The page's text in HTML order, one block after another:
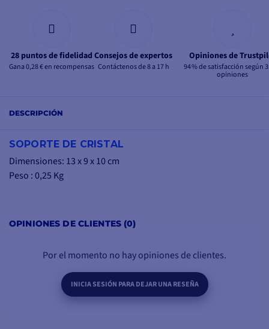
28 puntos de fidelidad
Gana 0,28 € en recompensas
Consejos de expertos
Contáctenos de 8 a 17 h
Opiniones de
94 % de satisfacción según
opiniones
DESCRIPCIÓN
SOPORTE DE CRISTAL
Dimensiones: 13 x 9 x 10 cm
Peso : 0,25 Kg
OPINIONES DE CLIENTES (0)
Por el momento no hay opiniones de clientes.
INICIA SESIÓN PARA DEJAR UNA RESEÑA